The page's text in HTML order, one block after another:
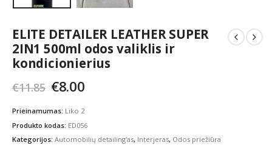
ELITE DETAILER LEATHER SUPER
2IN1 500ml odos valiklis ir
kondicionierius
€11.85 Original
was:
€11.85.
€8.00Current
is:
€8.00.
Prieinamumas: Liko 2
Produkto kodas: ED056
Kategorijos: Automobilių detailing'as, Interjeras, Odos priežiūra